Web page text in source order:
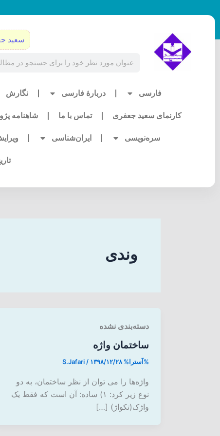
به
سعید
فارسی دربارۀ فارسی نگارش
کارنمای سعید جعفری تماس با ما شاهنامه
سره‌نویسی ایران‌شناسی
وندی
دسته‌بندی نشده
ساختمان واژه
%آسترا% S.Jafari / ۱۳۹۸/۱۲/۲۸
واژه‌ها را می توان از نظر ساختمان، به دو
نوع زیر کرد: ۱) ساده: آن است که فقط یک
واژک(تکواژ) […]